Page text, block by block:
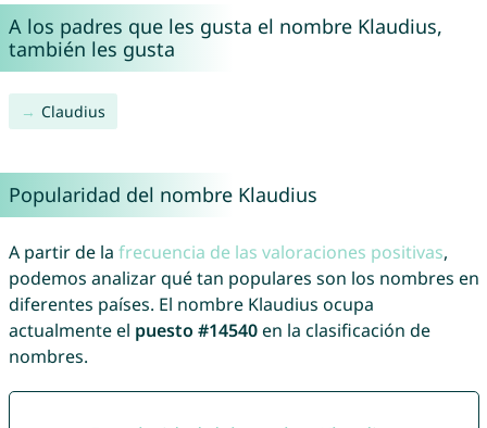
A los padres que les gusta el nombre Klaudius,
también les gusta
Claudius
Popularidad del nombre Klaudius
A partir de la frecuencia de las valoraciones positivas,
podemos analizar qué tan populares son los nombres en
diferentes países. El nombre Klaudius ocupa
actualmente el puesto #14540en la clasificación de
nombres.